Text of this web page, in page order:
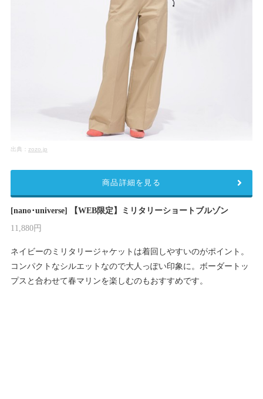
出典： zozo.jp
[nano･universe] 【WEB限定】ミリタリーショートブルゾン
11,880円
ネイビーのミリタリージャケットは着回しやすいのがポイント。
コンパクトなシルエットなので大人っぽい印象に。ボーダートッ
プスと合わせて春マリンを楽しむのもおすすめです。
商品詳細を見る